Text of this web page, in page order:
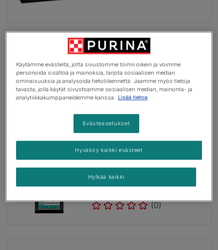
PRO PLAN® VETERINARY DIETS
Feline DM St/Ox Diabetes
Management (Kuivaruoka)
Kuivaruoka
PURINA ® PRO PLAN®
VETERINARY DIETS Feline EN
(0)
Käytämme evästeitä, jotta sivustomme toimii oikein ja voimme
personoida sisältöä ja mainoksia, tarjota sosiaalisen median
ominaisuuksia ja analysoida tietoliikennettä. Jaamme myös tietoja
tavasta, jolla käytät sivustoamme sosiaalisen median, mainonta- ja
analytiikkakumppaneidemme kanssa. Lisää tietoa
Evästeasetukset
Hylkää kaikki
Hyväksy kaikki evästeet